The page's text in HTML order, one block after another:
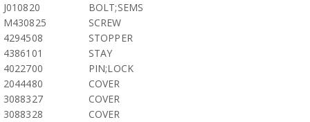
J010820
BOLT;SEMS
M430825
SCREW
4294508
STOPPER
4386101
STAY
4022700
PIN;LOCK
2044480
COVER
3088327
COVER
3088328
COVER